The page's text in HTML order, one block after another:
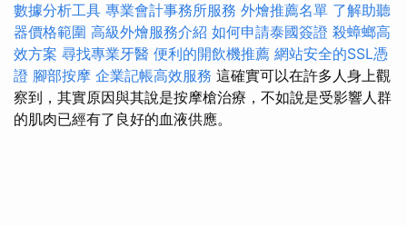
數據分析工具 專業會計事務所服務 外燴推薦名單 了解助聽
器價格範圍 高級外燴服務介紹 如何申請泰國簽證 殺蟑螂高
效方案 尋找專業牙醫 便利的開飲機推薦 網站安全的SSL憑
證 腳部按摩 企業記帳高效服務 這確實可以在許多人身上觀
察到，其實原因與其說是按摩槍治療，不如說是受影響人群
的肌肉已經有了良好的血液供應。